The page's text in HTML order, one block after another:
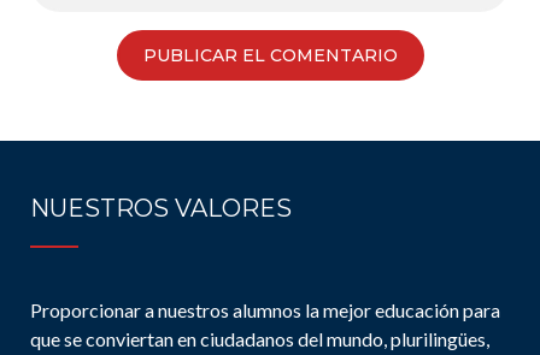
NUESTROS VALORES
Proporcionar a nuestros alumnos la mejor educación para
que se conviertan en ciudadanos del mundo, plurilingües,